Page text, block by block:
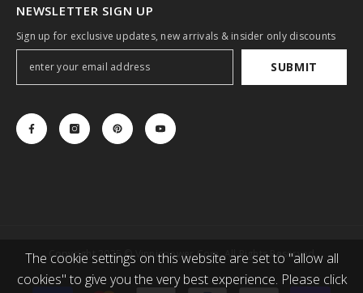
NEWSLETTER SIGN UP
Sign up for exclusive updates, new arrivals & insider only discounts
SUBMIT
Copyright 2025 © Vinnicpower.com. All Rights Reserved
The cookie settings on this website are set to "allow all
cookies" to give you the very best experience. Please click